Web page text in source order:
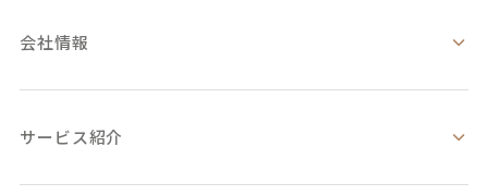
会社情報
サービス紹介